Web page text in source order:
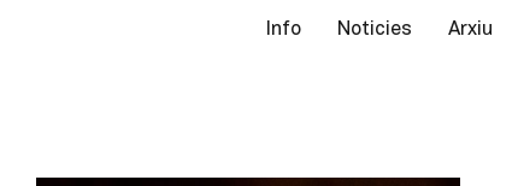
Info Noticies Arxiu